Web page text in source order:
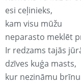
esi ceļinieks,
kam visu mūžu
neparasto meklēt
Ir redzams tajās
dzīves kuģa masts,
kur nezināmu